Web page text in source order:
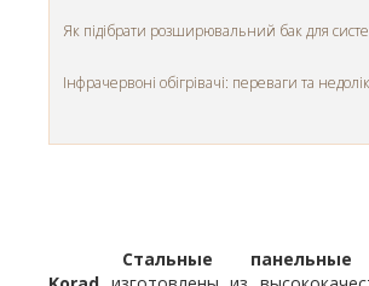
Як підібрати розширювальний бак для
Інфрачервоні обігрівачі: переваги та
Стальные